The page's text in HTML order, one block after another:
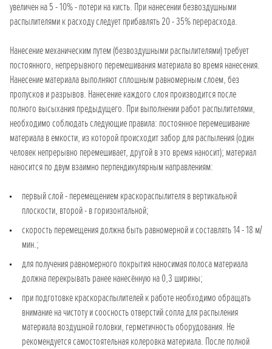
увеличен на 5 - 10% - потери на кисть. При нанесении безвоздушными
распылителями к расходу следует прибавлять 20 - 35% перерасхода.
Нанесение механическим путем (безвоздушными распылителями) требует
постоянного, непрерывного перемешивания материала во время нанесения.
Нанесение материала выполняют сплошным равномерным слоем, без
пропусков и разрывов. Нанесение каждого слоя производится после
полного высыхания предыдущего. При выполнении работ распылителями,
необходимо соблюдать следующие правила: постоянное перемешивание
материала в емкости, из которой происходит забор для распыления (один
человек непрерывно перемешивает, другой в это время наносит); материал
наносится по двум взаимно перпендикулярным направлениям:
первый слой - перемещением краскораспылителя в вертикальной
плоскости, второй - в горизонтальной;
скорость перемещения должна быть равномерной и составлять 14 - 18 м/
мин.;
для получения равномерного покрытия наносимая полоса материала
должна перекрывать ранее нанесённую на 0,3 ширины;
при подготовке краскораспылителей к работе необходимо обращать
внимание на чистоту и соосность отверстий сопла для распыления
материала воздушной головки, герметичность оборудования. Не
рекомендуется самостоятельная колеровка материала. После полной